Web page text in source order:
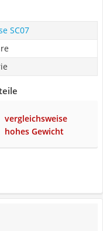
SC07
vergleichsweise
hohes Gewicht